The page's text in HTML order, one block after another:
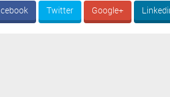
Twitter Google+